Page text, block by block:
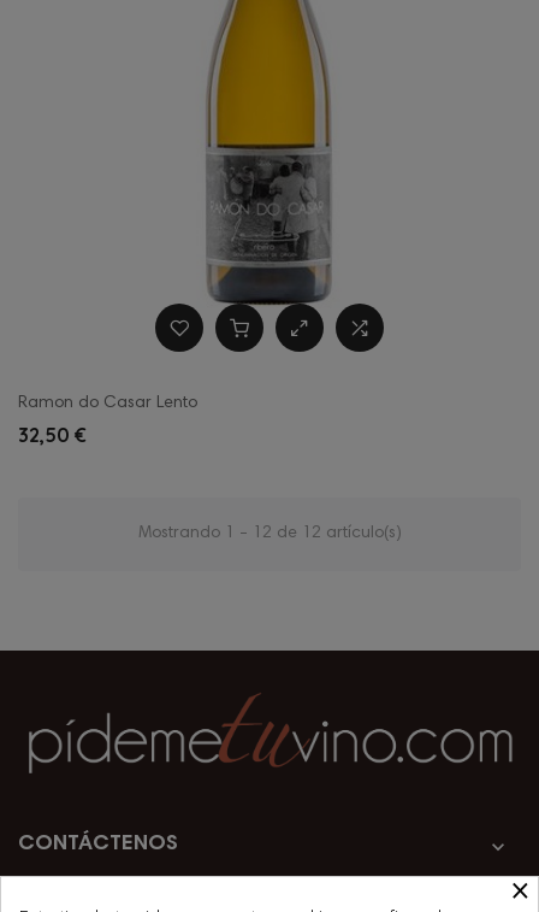
Ramon do Casar Lento
32,50 €
Mostrando 1 - 12 de 12 artículo(s)
CONTÁCTENOS 
×